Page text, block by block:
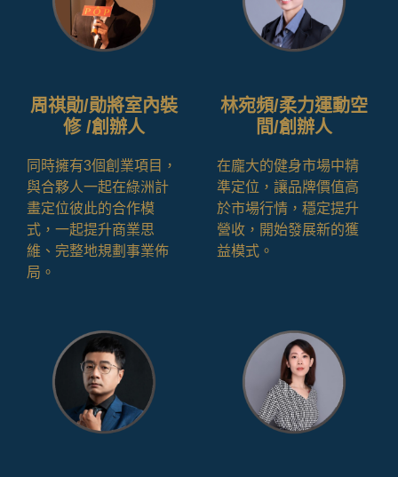
周祺勛/勛將室內裝
修 /創辦人
同時擁有3個創業項目，
與合夥人一起在綠洲計
畫定位彼此的合作模
式，一起提升商業思
維、完整地規劃事業佈
局。
林宛頻/柔力運動空
間/創辦人
在龐大的健身市場中精
準定位，讓品牌價值高
於市場行情，穩定提升
營收，開始發展新的獲
益模式。